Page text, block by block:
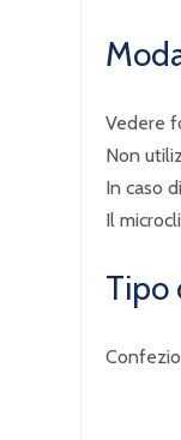
Vedere
Non
In caso
Il
Tipo